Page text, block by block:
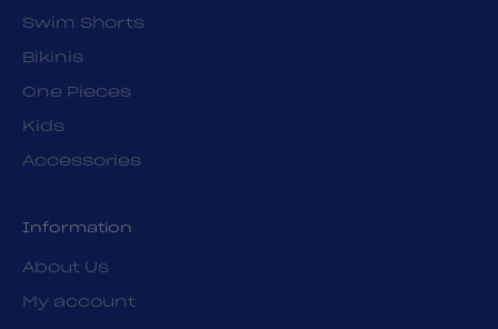
Swim Shorts
Bikinis
One Pieces
Kids
Accessories
Information
About Us
My account